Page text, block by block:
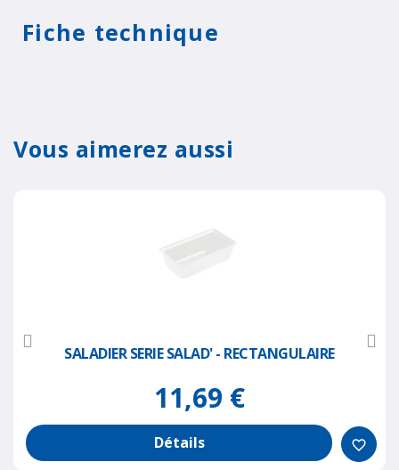
Fiche technique
Vous aimerez aussi
SALADIER SERIE SALAD' - RECTANGULAIRE
11,69 €
Détails favorite_border